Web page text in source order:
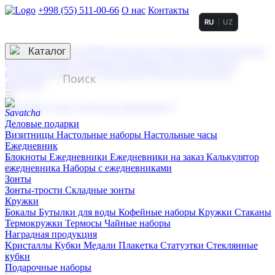
+998 (55) 511-00-66 О нас Контакты
3D гравировка
смолой (Doming)
гравировка твердая
тиснение
RU UZ
☰
Контакты
Каталог
Деловые подарки
Визитницы Настольные наборы Настольные часы
Ежедневник
Блокноты Ежедневники Ежедневники на заказ Калькулятор
ежедневника Наборы с ежедневниками
Зонты
Зонты-трости Складные зонты
Кружки
Бокалы Бутылки для воды Кофейные наборы Кружки Стаканы
Термокружки Термосы Чайные наборы
Наградная продукция
Kристаллы Кубки Медали Плакетка Статуэтки Стеклянные
кубки
Подарочные наборы